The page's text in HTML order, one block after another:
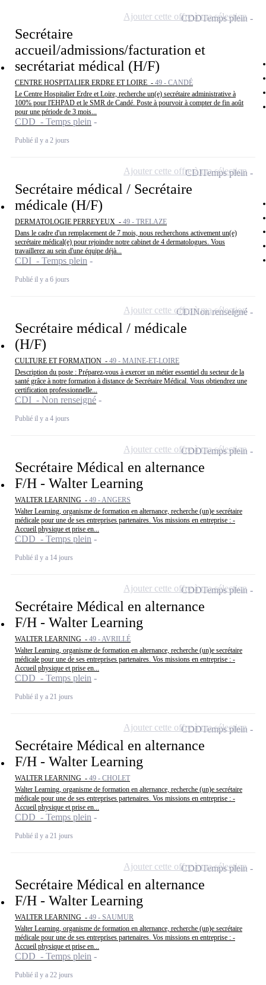
Secrétaire
accueil/admissions/facturation et
secrétariat médical (H/F)
CENTRE HOSPITALIER ERDRE ET LOIRE - 49 - CANDÉ
Le Centre Hospitalier Erdre et Loire, recherche un(e) secrétaire administrative à
100% pour l'EHPAD et le SMR de Candé. Poste à pourvoir à compter de fin août
pour une période de 3 mois...
CDD - Temps plein
Publié il y a 2 jours
CDDTemps plein
Ajouter cette offre à ma sélection
Secrétaire médical / Secrétaire
médicale (H/F)
DERMATOLOGIE PERREYEUX - 49 - TRELAZE
Dans le cadre d'un remplacement de 7 mois, nous recherchons activement un(e)
secrétaire médical(e) pour rejoindre notre cabinet de 4 dermatologues. Vous
travaillerez au sein d'une équipe déjà...
CDI - Temps plein
Publié il y a 6 jours
CDITemps plein
Ajouter cette offre à ma sélection
Secrétaire médical / médicale
(H/F)
CULTURE ET FORMATION - 49 - MAINE-ET-LOIRE
Description du poste : Préparez-vous à exercer un métier essentiel du secteur de la
santé grâce à notre formation à distance de Secrétaire Médical. Vous obtiendrez une
certification professionnelle...
CDI - Non renseigné
Publié il y a 4 jours
CDINon renseigné
Ajouter cette offre à ma sélection
Secrétaire Médical en alternance
F/H - Walter Learning
WALTER LEARNING - 49 - ANGERS
Walter Learning, organisme de formation en alternance, recherche (un)e secrétaire
médicale pour une de ses entreprises partenaires. Vos missions en entreprise : -
Accueil physique et prise en...
CDD - Temps plein
Publié il y a 14 jours
CDDTemps plein
Ajouter cette offre à ma sélection
Secrétaire Médical en alternance
F/H - Walter Learning
WALTER LEARNING - 49 - AVRILLÉ
Walter Learning, organisme de formation en alternance, recherche (un)e secrétaire
médicale pour une de ses entreprises partenaires. Vos missions en entreprise : -
Accueil physique et prise en...
CDD - Temps plein
Publié il y a 21 jours
CDDTemps plein
Ajouter cette offre à ma sélection
Secrétaire Médical en alternance
F/H - Walter Learning
WALTER LEARNING - 49 - CHOLET
Walter Learning, organisme de formation en alternance, recherche (un)e secrétaire
médicale pour une de ses entreprises partenaires. Vos missions en entreprise : -
Accueil physique et prise en...
CDD - Temps plein
Publié il y a 21 jours
CDDTemps plein
Ajouter cette offre à ma sélection
Secrétaire Médical en alternance
F/H - Walter Learning
WALTER LEARNING - 49 - SAUMUR
Walter Learning, organisme de formation en alternance, recherche (un)e secrétaire
médicale pour une de ses entreprises partenaires. Vos missions en entreprise : -
Accueil physique et prise en...
CDD - Temps plein
Publié il y a 22 jours
CDDTemps plein
Ajouter cette offre à ma sélection